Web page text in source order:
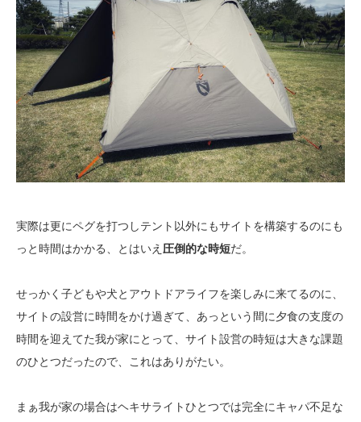
実際は更にペグを打つしテント以外にもサイトを構築するのにも
っと時間はかかる、とはいえ 圧倒的な時短だ。
せっかく子どもや犬とアウトドアライフを楽しみに来てるのに、
サイトの設営に時間をかけ過ぎて、あっという間に夕食の支度の
時間を迎えてた我が家にとって、サイト設営の時短は大きな課題
のひとつだったので、これはありがたい。
まぁ我が家の場合はヘキサライトひとつでは完全にキャパ不足な